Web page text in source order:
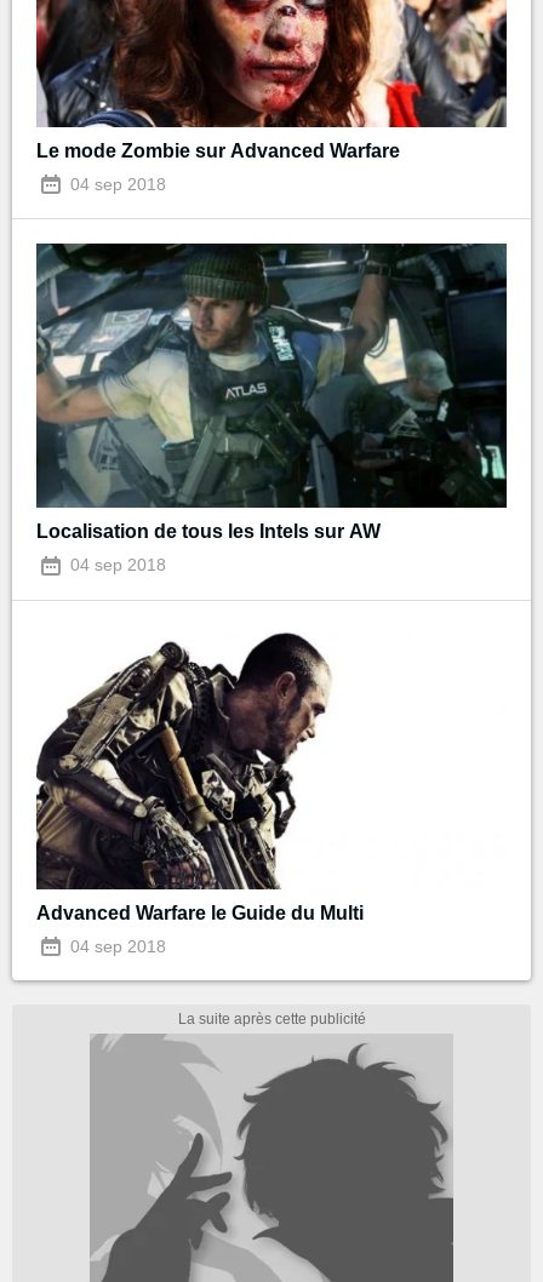
Le mode Zombie sur Advanced Warfare
04 sep 2018
Localisation de tous les Intels sur AW
04 sep 2018
Advanced Warfare le Guide du Multi
04 sep 2018